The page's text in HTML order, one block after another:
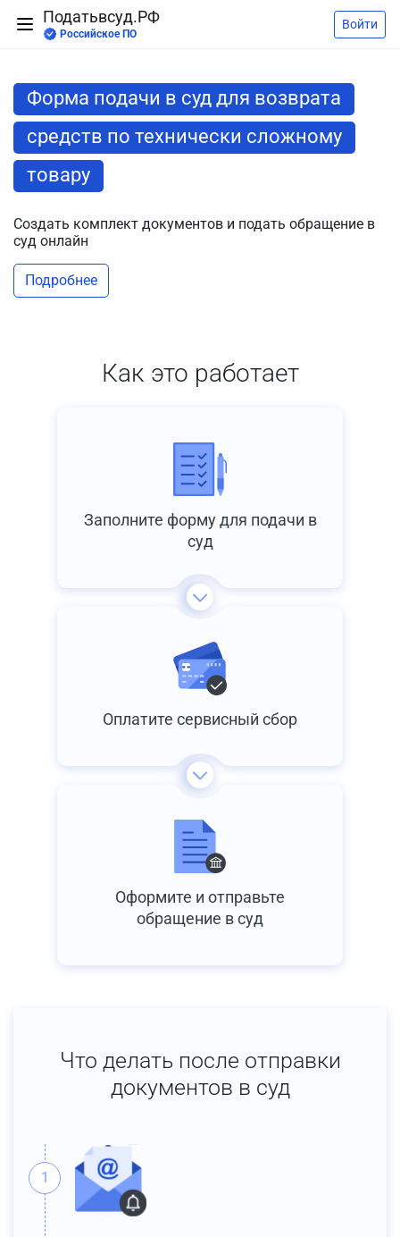
Податьвсуд.РФ
Российское ПО
Войти
Форма подачи в суд для возврата
средств по технически сложному
товару
Создать комплект документов и подать обращение в
суд онлайн
Подробнее
Как это работает
Заполните форму для подачи в
суд
Оплатите сервисный сбор
Оформите и отправьте
обращение в суд
Что делать после отправки
документов в суд